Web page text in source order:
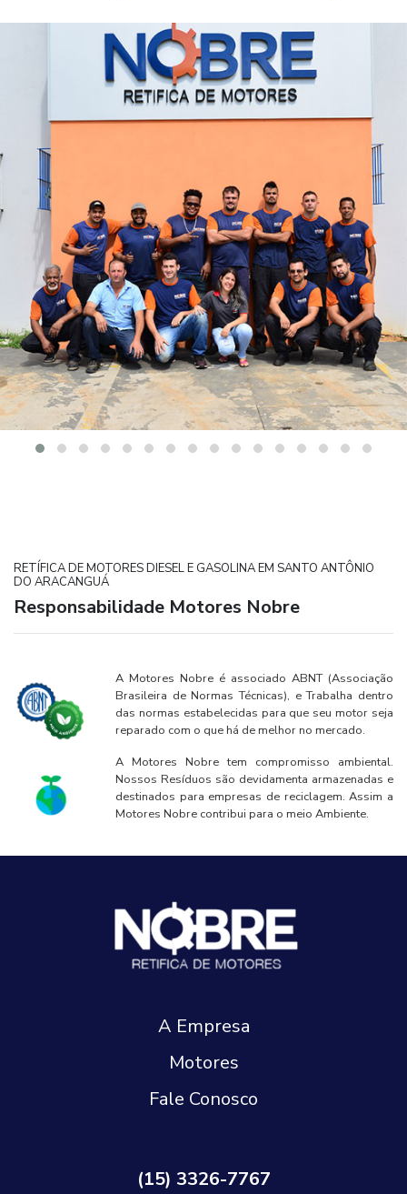
RETÍFICA DE MOTORES DIESEL E GASOLINA EM SANTO ANTÔNIO
DO ARACANGUÁ
Responsabilidade Motores Nobre
A Motores Nobre é associado ABNT (Associação
Brasileira de Normas Técnicas), e Trabalha dentro
das normas estabelecidas para que seu motor seja
reparado com o que há de melhor no mercado.
A Motores Nobre tem compromisso ambiental.
Nossos Resíduos são devidamenta armazenadas e
destinados para empresas de reciclagem. Assim a
Motores Nobre contribui para o meio Ambiente.
A Empresa
Motores
Fale Conosco
(15) 3326-7767